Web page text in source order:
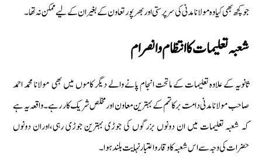
جوكچھ بھی كیا وہ مولانامدنی كی سرپرستی اوربھرپور تعاون كے بغیر ان كے لیے ممكن نہ تھا۔
شعبہ تعلیمات كا انتظام وانصرام
ثانویہ كے علاوہ تعلیمات كے ماتحت انجام پانے والے دیگر كاموں میں بھی مولانا محمد احمد
صاحب مولانا مدنی دامت بركاتہم كے بہترین معاون اورمخلص شریك كار رہے۔ واقعہ یہ ہے
كہ شعبہ تعلیمات میں ان دونوں بزرگوں كی جوڑی بہترین جوڑی رہی‏،اوران دونوں
حضرات كی وجہ سے اس شعبہ كا وقار واعتبار نہایت بلند ہوا۔